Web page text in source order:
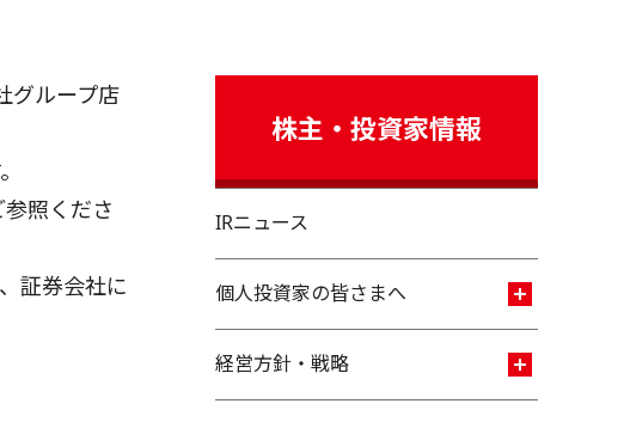
グループ店
照くださ
証券会社に
株主・投資家情報
IRニュース
個人投資家の皆さまへ
経営方針・戦略